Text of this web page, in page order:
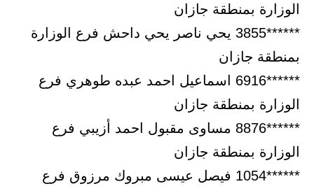
الوزارة بمنطقة جازان
******3855 يحي ناصر يحي داحش فرع الوزارة
بمنطقة جازان
******6916 اسماعيل احمد عبده طوهري فرع
الوزارة بمنطقة جازان
******8876 مساوى مقبول احمد أزيبي فرع
الوزارة بمنطقة جازان
******1054 فيصل عيسى مبروك مرزوق فرع